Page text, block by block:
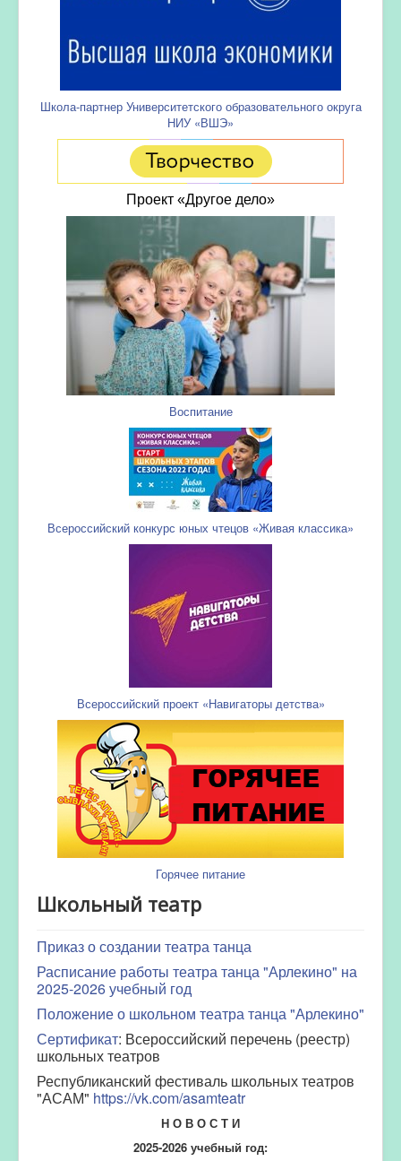
Школа-партнер Университетского образовательного округа
НИУ «ВШЭ»
Проект «Другое дело»
Воспитание
Всероссийский конкурс юных чтецов «Живая классика»
Всероссийский проект «Навигаторы детства»
Горячее питание
Школьный театр
Приказ о создании театра танца
Расписание работы театра танца "Арлекино" на
2025-2026 учебный год
Положение о школьном театра танца "Арлекино"
Сертификат: Всероссийский перечень (реестр)
школьных театров
Республиканский фестиваль школьных театров
"АСАМ" https://vk.com/asamteatr
Н О В О С Т И
2025-2026 учебный год: